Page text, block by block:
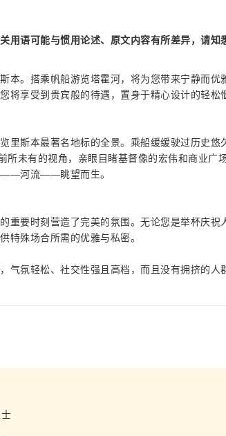
用语可能与惯用论述、原文内容有所差异，请知
本。搭乘帆船游览塔霍河，将为您带来宁静而优
将享受到贵宾般的待遇，置身于精心设计的轻松
里斯本最著名地标的全景。乘船缓缓驶过历史悠
所未有的视角，亲眼目睹基督像的宏伟和商业广
——河流——眺望而生。
重要时刻营造了完美的氛围。无论您是举杯庆
特殊场合所需的优雅与私密。
气氛轻松、社交性强且高档，而且没有拥挤的人